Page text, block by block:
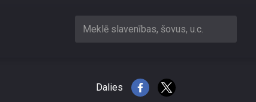
Meklē slavenības, šovus, u.c.
Dalies